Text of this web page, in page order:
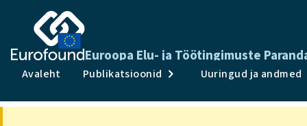
Euroopa Elu- ja Töötingimuste
Avaleht
Publikatsioonid Uuringud ja andmed